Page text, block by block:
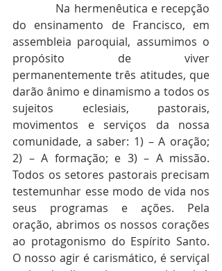
Na hermenêutica e recepção
do ensinamento de Francisco, em
assembleia paroquial, assumimos o
propósito de viver
permanentemente três atitudes, que
darão ânimo e dinamismo a todos os
sujeitos eclesiais, pastorais,
movimentos e serviços da nossa
comunidade, a saber: 1) – A oração;
2) – A formação; e 3) – A missão.
Todos os setores pastorais precisam
testemunhar esse modo de vida nos
seus programas e ações. Pela
oração, abrimos os nossos corações
ao protagonismo do Espírito Santo.
O nosso agir é carismático, é serviçal